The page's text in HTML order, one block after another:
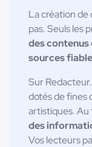
La création de
pas. Seuls les
des contenus
sources
Sur
dotés de fines
artistiques. Au
des
Vos lecteurs